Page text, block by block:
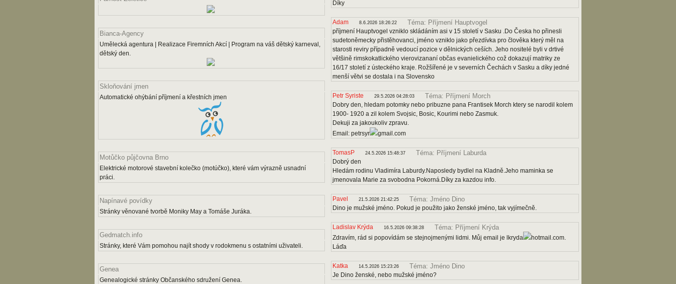
Bianca-Agency
Umělecká agentura | Realizace Firemních Akcí | Program na váš dětský karneval,
dětský den.
Skloňování jmen
Automatické ohýbání příjmení a křestních jmen
Motůčko půjčovna Brno
Elektrické motorové stavební kolečko (motúčko), které vám výrazně usnadní
práci.
Napínavé povídky
Stránky věnované tvorbě Moniky May a Tomáše Juráka.
Gedmatch.info
Stránky, které Vám pomohou najít shody v rodokmenu s ostatními uživateli.
Genea
Genealogické stránky Občanského sdružení Genea.
Díky
Adam 8.6.2026 18:26:22 Téma: Příjmení Hauptvogel
příjmení Hauptvogel vzniklo skládáním asi v 15 století v Sasku .Do Česka ho přinesli
sudetoněmecky přistěhovanci, jméno vzniklo jako přezdívka pro člověka který měl na
starosti reviry případně vedoucí pozice v dělnických ceších. Jeho nositelé byli v drtivé
většině rimskokatlického vierovizananí občas evanielického což dokazují matriky ze
16/17 století z ústeckého kraje. Rožšířené je v severních Čechách v Sasku a díky jedné
menší větvi se dostala i na Slovensko
Petr Syriste 29.5.2026 04:28:03 Téma: Příjmení Morch
Dobry den, hledam potomky nebo pribuzne pana Frantisek Morch ktery se narodil kolem
1900- 1920 a zil kolem Svojsic, Bosic, Kourimi nebo Zasmuk.
Dekuji za jakoukoliv zpravu.
Email: petrsyr
gmail.com
TomasP 24.5.2026 15:48:37 Téma: Příjmení Laburda
Dobrý den
Hledám rodinu Vladimíra Laburdy.Naposledy bydlel na Kladně.Jeho maminka se
jmenovala Marie za svobodna Pokorná.Díky za kazdou info.
Pavel 21.5.2026 21:42:25 Téma: Jméno Dino
Dino je mužské jméno. Pokud je použito jako ženské jméno, tak vyjímečně.
Ladislav Krýda 16.5.2026 09:38:28 Téma: Příjmení Krýda
Zdravím, rád si popovídám se stejnojmenými lidmi. Můj email je lkryda
hotmail.com.
Láďa
Katka 14.5.2026 15:23:26 Téma: Jméno Dino
Je Dino ženské, nebo mužské jméno?